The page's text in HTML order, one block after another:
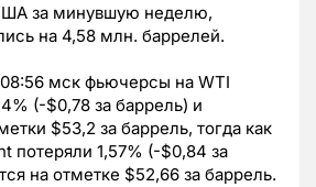
за минувшую неделю,
на 4,58 млн. баррелей.
мск фьючерсы на WTI
(-$0,78 за баррель) и
$53,2 за баррель, тогда как
потеряли 1,57% (-$0,84 за
на отметке $52,66 за баррель.